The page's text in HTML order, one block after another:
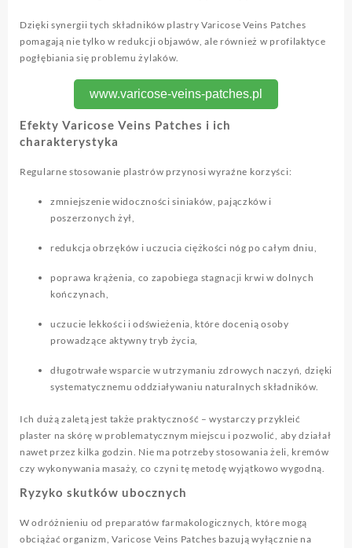
Dzięki synergii tych składników plastry Varicose Veins Patches
pomagają nie tylko w redukcji objawów, ale również w profilaktyce
pogłębiania się problemu żylaków.
www.varicose-veins-patches.pl
Efekty Varicose Veins Patches i ich
charakterystyka
Regularne stosowanie plastrów przynosi wyraźne korzyści:
zmniejszenie widoczności siniaków, pajączków i
poszerzonych żył,
redukcja obrzęków i uczucia ciężkości nóg po całym dniu,
poprawa krążenia, co zapobiega stagnacji krwi w dolnych
kończynach,
uczucie lekkości i odświeżenia, które docenią osoby
prowadzące aktywny tryb życia,
długotrwałe wsparcie w utrzymaniu zdrowych naczyń, dzięki
systematycznemu oddziaływaniu naturalnych składników.
Ich dużą zaletą jest także praktyczność – wystarczy przykleić
plaster na skórę w problematycznym miejscu i pozwolić, aby działał
nawet przez kilka godzin. Nie ma potrzeby stosowania żeli, kremów
czy wykonywania masaży, co czyni tę metodę wyjątkowo wygodną.
Ryzyko skutków ubocznych
W odróżnieniu od preparatów farmakologicznych, które mogą
obciążać organizm, Varicose Veins Patches bazują wyłącznie na